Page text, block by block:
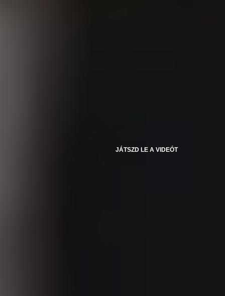
JÁTSZD LE A VIDEÓT